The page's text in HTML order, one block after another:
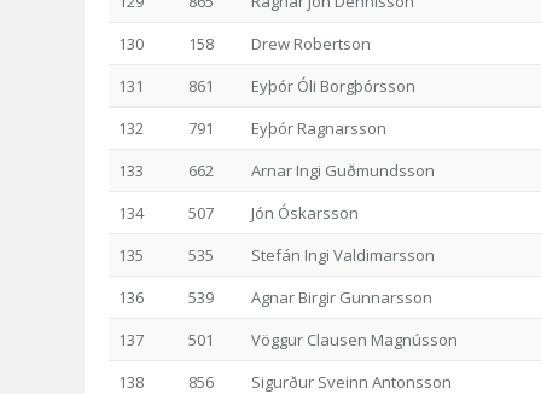
130
158
Drew Robertson
131
861
Eyþór Óli Borgþórsson
132
791
Eyþór Ragnarsson
133
662
Arnar Ingi Guðmundsson
134
507
Jón Óskarsson
135
535
Stefán Ingi Valdimarsson
136
539
Agnar Birgir Gunnarsson
137
501
Vöggur Clausen Magnússon
138
856
Sigurður Sveinn Antonsson